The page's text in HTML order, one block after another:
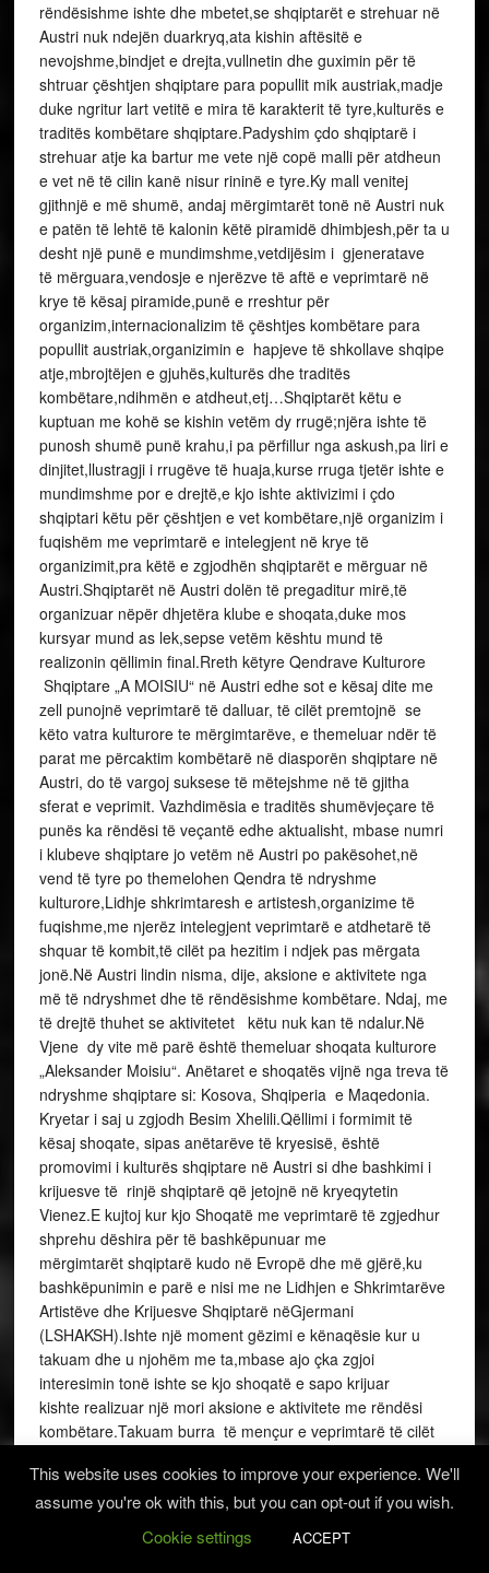
rëndësishme ishte dhe mbetet,se shqiptarët e strehuar në
Austri nuk ndejën duarkryq,ata kishin aftësitë e
nevojshme,bindjet e drejta,vullnetin dhe guximin për të
shtruar çështjen shqiptare para popullit mik austriak,madje
duke ngritur lart vetitë e mira të karakterit të tyre,kulturës e
traditës kombëtare shqiptare.Padyshim çdo shqiptarë i
strehuar atje ka bartur me vete një copë malli për atdheun
e vet në të cilin kanë nisur rininë e tyre.Ky mall venitej
gjithnjë e më shumë, andaj mërgimtarët tonë në Austri nuk
e patën të lehtë të kalonin këtë piramidë dhimbjesh,për ta u
desht një punë e mundimshme,vetdijësim i gjeneratave
të mërguara,vendosje e njerëzve të aftë e veprimtarë në
krye të kësaj piramide,punë e rreshtur për
organizim,internacionalizim të çështjes kombëtare para
popullit austriak,organizimin e hapjeve të shkollave shqipe
atje,mbrojtëjen e gjuhës,kulturës dhe traditës
kombëtare,ndihmën e atdheut,etj…Shqiptarët këtu e
kuptuan me kohë se kishin vetëm dy rrugë;njëra ishte të
punosh shumë punë krahu,i pa përfillur nga askush,pa liri e
dinjitet,llustragji i rrugëve të huaja,kurse rruga tjetër ishte e
mundimshme por e drejtë,e kjo ishte aktivizimi i çdo
shqiptari këtu për çështjen e vet kombëtare,një organizim i
fuqishëm me veprimtarë e intelegjent në krye të
organizimit,pra këtë e zgjodhën shqiptarët e mërguar në
Austri.Shqiptarët në Austri dolën të pregaditur mirë,të
organizuar nëpër dhjetëra klube e shoqata,duke mos
kursyar mund as lek,sepse vetëm kështu mund të
realizonin qëllimin final.Rreth këtyre Qendrave Kulturore
Shqiptare „A MOISIU“ në Austri edhe sot e kësaj dite me
zell punojnë veprimtarë të dalluar, të cilët premtojnë se
këto vatra kulturore te mërgimtarëve, e themeluar ndër të
parat me përcaktim kombëtarë në diasporën shqiptare në
Austri, do të vargoj suksese të mëtejshme në të gjitha
sferat e veprimit. Vazhdimësia e traditës shumëvjeçare të
punës ka rëndësi të veçantë edhe aktualisht, mbase numri
i klubeve shqiptare jo vetëm në Austri po pakësohet,në
vend të tyre po themelohen Qendra të ndryshme
kulturore,Lidhje shkrimtaresh e artistesh,organizime të
fuqishme,me njerëz intelegjent veprimtarë e atdhetarë të
shquar të kombit,të cilët pa hezitim i ndjek pas mërgata
jonë.Në Austri lindin nisma, dije, aksione e aktivitete nga
më të ndryshmet dhe të rëndësishme kombëtare. Ndaj, me
të drejtë thuhet se aktivitetet këtu nuk kan të ndalur.Në
Vjene dy vite më parë është themeluar shoqata kulturore
„Aleksander Moisiu“. Anëtaret e shoqatës vijnë nga treva të
ndryshme shqiptare si: Kosova, Shqiperia e Maqedonia.
Kryetar i saj u zgjodh Besim Xhelili.Qëllimi i formimit të
kësaj shoqate, sipas anëtarëve të kryesisë, është
promovimi i kulturës shqiptare në Austri si dhe bashkimi i
krijuesve të rinjë shqiptarë që jetojnë në kryeqytetin
Vienez.E kujtoj kur kjo Shoqatë me veprimtarë të zgjedhur
shprehu dëshira për të bashkëpunuar me
mërgimtarët shqiptarë kudo në Evropë dhe më gjërë,ku
bashkëpunimin e parë e nisi me ne Lidhjen e Shkrimtarëve
Artistëve dhe Krijuesve Shqiptarë nëGjermani
(LSHAKSH).Ishte një moment gëzimi e kënaqësie kur u
takuam dhe u njohëm me ta,mbase ajo çka zgjoi
interesimin tonë ishte se kjo shoqatë e sapo krijuar
kishte realizuar një mori aksione e aktivitete me rëndësi
kombëtare.Takuam burra të mençur e veprimtarë të cilët
për së afërmi si:Hazir Mehmetin një mësues i shkollës
shqipe në Austri,gazetar i cili na njihte në faqet e shtypit
rregullisht rreth aktiviteteve të mërgimtarëve tanë në
austri,Anton Markun,një njeri i ngrohët,intelektual e
This website uses cookies to improve your experience. We'll
assume you're ok with this, but you can opt-out if you wish.
Cookie settings
ACCEPT